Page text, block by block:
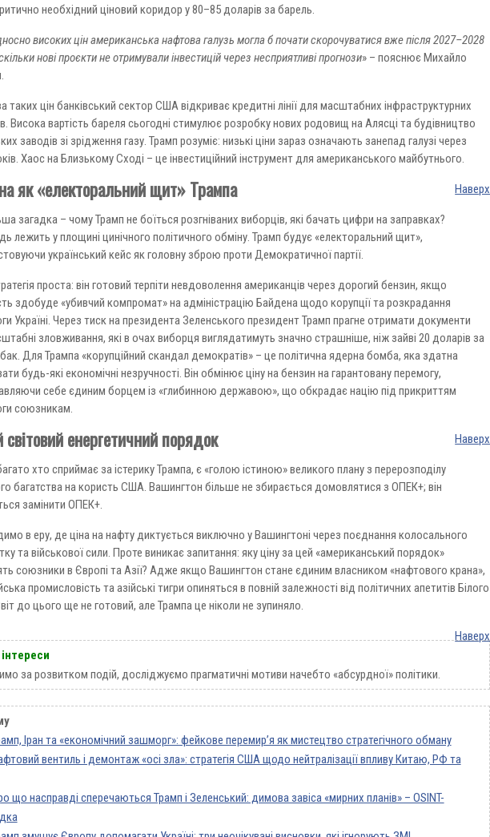
необхідний ціновий коридор у 80–85 доларів за барель.
високих цін американська нафтова галузь могла б почати скорочуватися вже після 2027–2028
нові проєкти не отримували інвестицій через несприятливі прогнози» – пояснює Михайло
таких цін банківський сектор США відкриває кредитні лінії для масштабних інфраструктурних
Висока вартість бареля сьогодні стимулює розробку нових родовищ на Алясці та будівництво
заводів зі зрідження газу. Трамп розуміє: низькі ціни зараз означають занепад галузі через
Хаос на Близькому Сході – це інвестиційний інструмент для американського майбутнього.
Наверх
як «електоральний щит» Трампа
загадка – чому Трамп не боїться розгніваних виборців, які бачать цифри на заправках?
лежить у площині цинічного політичного обміну. Трамп будує «електоральний щит»,
український кейс як головну зброю проти Демократичної партії.
проста: він готовий терпіти невдоволення американців через дорогий бензин, якщо
здобуде «убивчий компромат» на адміністрацію Байдена щодо корупції та розкрадання
Україні. Через тиск на президента Зеленського президент Трамп прагне отримати документи
зловживання, які в очах виборця виглядатимуть значно страшніше, ніж зайві 20 доларів за
Для Трампа «корупційний скандал демократів» – це політична ядерна бомба, яка здатна
будь-які економічні незручності. Він обмінює ціну на бензин на гарантовану перемогу,
себе єдиним борцем із «глибинною державою», що обкрадає націю під прикриттям
союзникам.
Наверх
енергетичний порядок
хто сприймає за істерику Трампа, є «голою істиною» великого плану з перерозподілу
багатства на користь США. Вашингтон більше не збирається домовлятися з ОПЕК+; він
замінити ОПЕК+.
в еру, де ціна на нафту диктується виключно у Вашингтоні через поєднання колосального
та військової сили. Проте виникає запитання: яку ціну за цей «американський порядок»
союзники в Європі та Азії? Адже якщо Вашингтон стане єдиним власником «нафтового крана»,
промисловість та азійські тигри опиняться в повній залежності від політичних апетитів Білого
до цього ще не готовий, але Трампа це ніколи не зупиняло.
Наверх
за розвитком подій, досліджуємо прагматичні мотиви начебто «абсурдної» політики.
Іран та «економічний зашморг»: фейкове перемир’я як мистецтво стратегічного обману
вентиль і демонтаж «осі зла»: стратегія США щодо нейтралізації впливу Китаю, РФ та
що насправді сперечаються Трамп і Зеленський: димова завіса «мирних планів» – OSINT-